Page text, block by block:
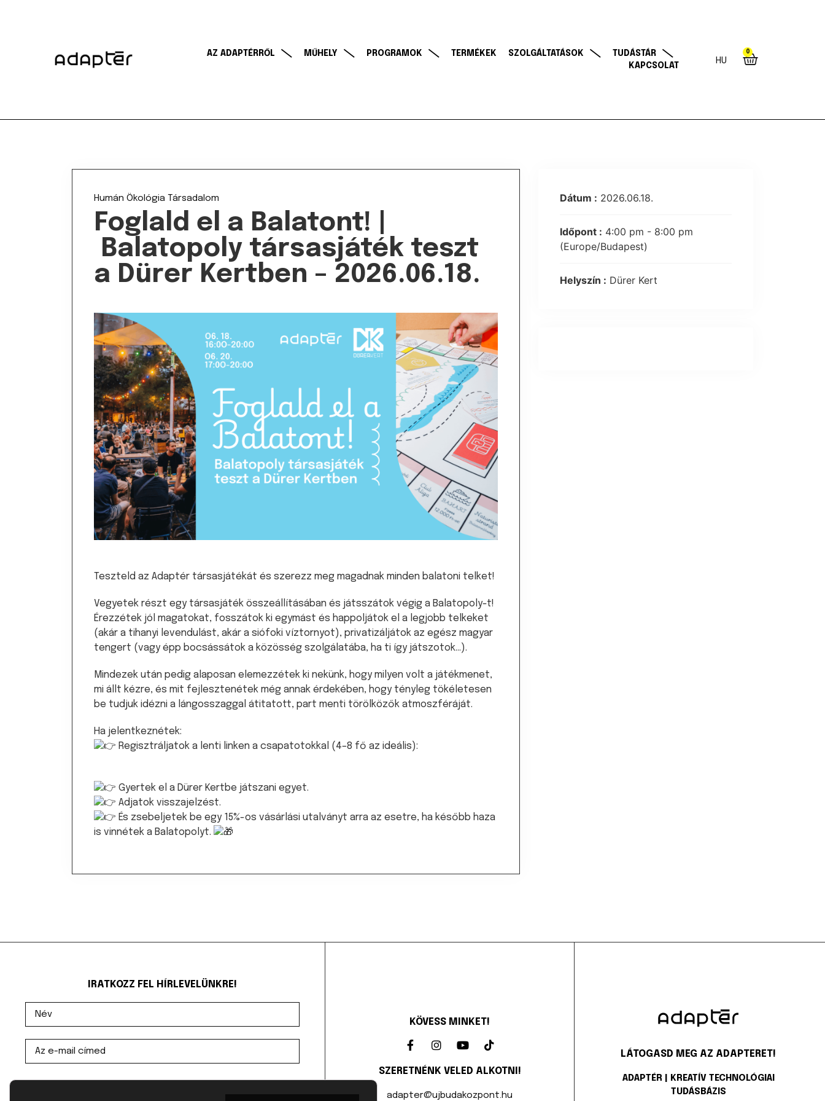
AZ ADAPTÉRRŐL MŰHELY PROGRAMOK TERMÉKEK SZOLGÁLTATÁSOK
TUDÁSTÁR
KAPCSOLAT
HU
0
Humán Ökológia Társadalom
Foglald el a Balatont! |
Balatopoly társasjáték teszt
a Dürer Kertben – 2026.06.18.
Teszteld az Adaptér társasjátékát és szerezz meg magadnak minden balatoni telket!
Vegyetek részt egy társasjáték összeállításában és játsszátok végig a Balatopoly-t!
Érezzétek jól magatokat, fosszátok ki egymást és happoljátok el a legjobb telkeket
(akár a tihanyi levendulást, akár a siófoki víztornyot), privatizáljátok az egész magyar
tengert (vagy épp bocsássátok a közösség szolgálatába, ha ti így játszotok…).
Mindezek után pedig alaposan elemezzétek ki nekünk, hogy milyen volt a játékmenet,
mi állt kézre, és mit fejlesztenétek még annak érdekében, hogy tényleg tökéletesen
be tudjuk idézni a lángosszaggal átitatott, part menti törölközők atmoszféráját.
Ha jelentkeznétek:
Regisztráljatok a lenti linken a csapatotokkal (4–8 fő az ideális):
Gyertek el a Dürer Kertbe játszani egyet.
Adjatok visszajelzést.
És zsebeljetek be egy 15%-os vásárlási utalványt arra az esetre, ha később haza
is vinnétek a Balatopolyt.
Dátum : 2026.06.18.
Időpont : 4:00 pm - 8:00 pm
(Europe/Budapest)
Helyszín : Dürer Kert
IRATKOZZ FEL HÍRLEVELÜNKRE!
KÖVESS MINKET!
SZERETNÉNK VELED ALKOTNI!
adapter@ujbudakozpont.hu
LÁTOGASD MEG AZ ADAPTERET!
ADAPTÉR | KREATÍV TECHNOLÓGIAI
TUDÁSBÁZIS